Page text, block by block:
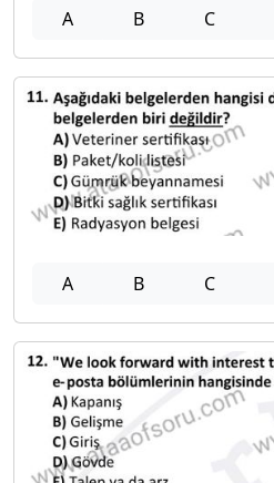
A B C
A B C